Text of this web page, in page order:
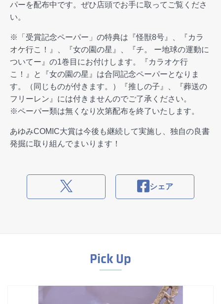
パーを配布中です。ぜひ店頭でお手に取ってご覧くださ
い。
※「受賞記念ペーパー」の特典は『怪獣8号』、『カラ
オケ行こ！』、『女の園の星』、『チ。 ー地球の運動に
ついてー』の1巻目にお付けします。『カラオケ行
こ！』と『女の園の星』は合同記念ペーパーとなりま
す。（同じものが付きます。）『推しの子』、『葬送の
フリーレン』には付きませんのでご了承ください。
※ペーパー類は無くなり次第配布を終了いたします。
あゆみCOMIC大賞は今後も継続して実施し、独自の良書
発掘に取り組んでまいります！
シェア
Pick Up